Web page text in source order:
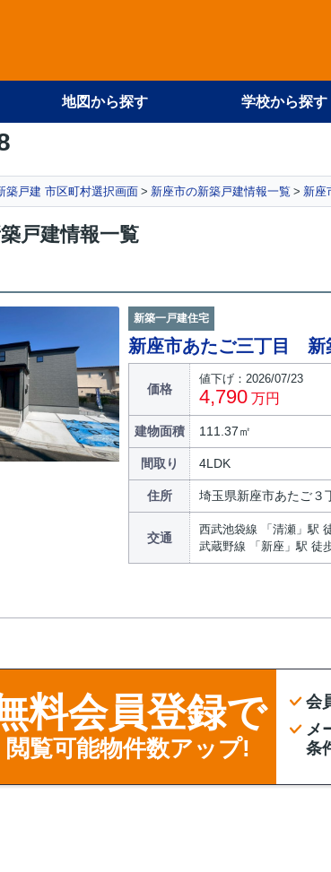
地図から探す 学校から探す
築戸建 市区町村選択画面 新座市の新築戸建情報一覧 新座
戸建情報一覧
新築一戸建住宅
新座市あたご三丁目 新
価格
値下げ：2026/07/23
4,790 万円
建物面積 111.37㎡
間取り 4LDK
住所 埼玉県新座市あたご３
交通
西武池袋線 「清瀬」駅
武蔵野線 「新座」駅 徒
料会員登録で
閲覧可能物件数アップ!
会
メ
条